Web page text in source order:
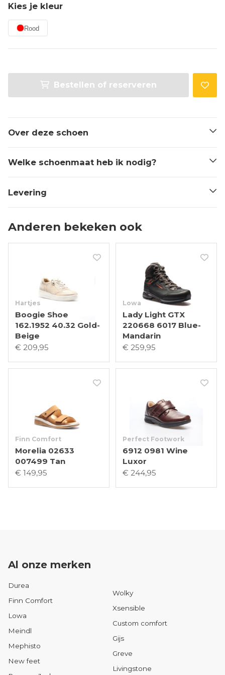
Kies je kleur
Rood
Bestellen of reserveren
Over deze schoen
Welke schoenmaat heb ik nodig?
Levering
Anderen bekeken ook
Hartjes
Boogie Shoe
162.1952 40.32 Gold-
Beige
€ 209,95
Lowa
Lady Light GTX
220668 6017 Blue-
Mandarin
€ 259,95
Finn Comfort
Morelia 02633
007499 Tan
€ 149,95
Perfect Footwork
6912 0981 Wine
Luxor
€ 244,95
Al onze merken
Durea
Finn Comfort
Lowa
Meindl
Mephisto
New feet
Wolky
Xsensible
Custom comfort
Gijs
Greve
Livingstone